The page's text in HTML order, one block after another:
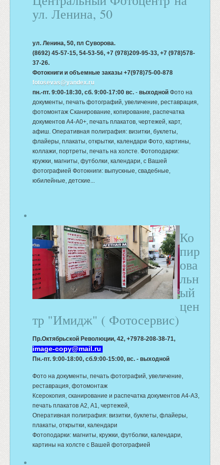
ул. Ленина, 50
ул. Ленина, 50, пл Суворова.
(8692) 45-57-15, 54-53-56, +7 (978)209-95-33, +7 (978)578-
37-26.
Фотокниги и объемные заказы +7(978)75-00-878
fotosevas@yandex.ru
пн.-пт. 9:00-18:30, сб. 9:00-17:00 вс. - выходной Фото на
документы, печать фотографий, увеличение, реставрация,
фотомонтаж Сканирование, копирование, распечатка
документов А4-А0+, печать плакатов, чертежей, карт,
афиш. Оперативная полиграфия: визитки, буклеты,
флайеры, плакаты, открытки, календари Фото, картины,
коллажи, портреты, печать на холсте. Фотоподарки:
кружки, магниты, футболки, календари, с Вашей
фотографией Фотокниги: выпускные, свадебные,
юбилейные, детские...
Ко
пир
ова
льн
ый
цен
тр "Имидж" ( Фотосервис)
Пр.Октябрьской Революции, 42, +7978-208-38-71,
image-copy@mail.ru
Пн.-пт. 9:00-18:00, сб.9:00-15:00, вс. - выходной
Фото на документы, печать фотографий, увеличение,
реставрация, фотомонтаж
Ксерокопия, сканирование и распечатка документов А4-А3,
печать плакатов А2, А1, чертежей,
Оперативная полиграфия: визитки, буклеты, флайеры,
плакаты, открытки, календари
Фотоподарки: магниты, кружки, футболки, календари,
картины на холсте с Вашей фотографией